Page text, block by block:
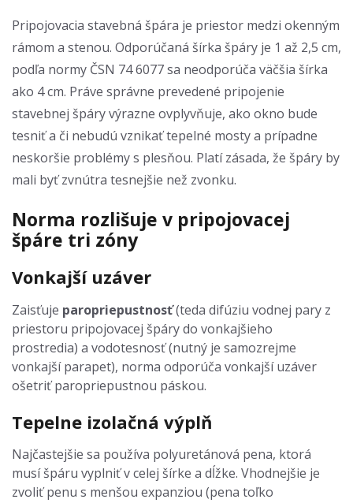
Pripojovacia stavebná špára je priestor medzi okenným
rámom a stenou. Odporúčaná šírka špáry je 1 až 2,5 cm,
podľa normy ČSN 74 6077 sa neodporúča väčšia šírka
ako 4 cm. Práve správne prevedené pripojenie
stavebnej špáry výrazne ovplyvňuje, ako okno bude
tesniť a či nebudú vznikať tepelné mosty a prípadne
neskoršie problémy s plesňou. Platí zásada, že špáry by
mali byť zvnútra tesnejšie než zvonku.
Norma rozlišuje v pripojovacej
špáre tri zóny
Vonkajší uzáver
Zaisťuje paropriepustnosť(teda difúziu vodnej pary z
priestoru pripojovacej špáry do vonkajšieho
prostredia) a vodotesnosť (nutný je samozrejme
vonkajší parapet), norma odporúča vonkajší uzáver
ošetriť paropriepustnou páskou.
Tepelne izolačná výplň
Najčastejšie sa používa polyuretánová pena, ktorá
musí špáru vyplniť v celej šírke a dĺžke. Vhodnejšie je
zvoliť penu s menšou expanziou (pena toľko